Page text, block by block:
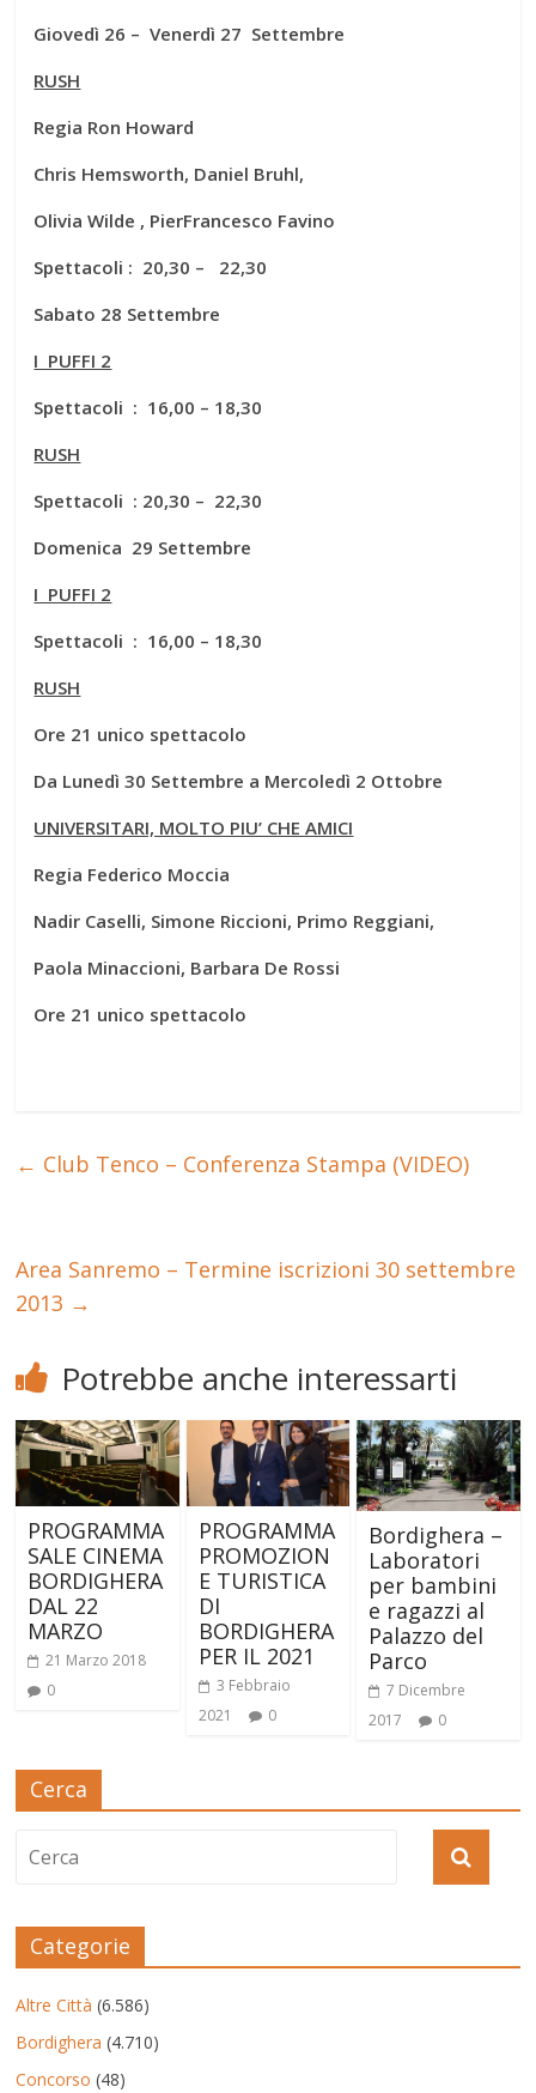
Giovedì 26 – Venerdì 27 Settembre
RUSH
Regia Ron Howard
Chris Hemsworth, Daniel Bruhl,
Olivia Wilde , PierFrancesco Favino
Spettacoli : 20,30 – 22,30
Sabato 28 Settembre
I PUFFI 2
Spettacoli : 16,00 – 18,30
RUSH
Spettacoli : 20,30 – 22,30
Domenica 29 Settembre
I PUFFI 2
Spettacoli : 16,00 – 18,30
RUSH
Ore 21 unico spettacolo
Da Lunedì 30 Settembre a Mercoledì 2 Ottobre
UNIVERSITARI, MOLTO PIU’ CHE AMICI
Regia Federico Moccia
Nadir Caselli, Simone Riccioni, Primo Reggiani,
Paola Minaccioni, Barbara De Rossi
Ore 21 unico spettacolo
← Club Tenco – Conferenza Stampa (VIDEO)
Area Sanremo – Termine iscrizioni 30 settembre
2013 →
Potrebbe anche interessarti
PROGRAMMA
SALE CINEMA
BORDIGHERA
DAL 22
MARZO
21 Marzo 2018
0
PROGRAMMA
PROMOZION
E TURISTICA
DI
BORDIGHERA
PER IL 2021
3 Febbraio
2021
0
Bordighera –
Laboratori
per bambini
e ragazzi al
Palazzo del
Parco
7 Dicembre
2017
0
Cerca
Categorie
Altre Città (6.586)
Bordighera (4.710)
Concorso (48)